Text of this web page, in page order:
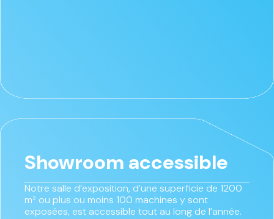
Showroom accessible
Notre salle d’exposition, d’une superficie de 1200
m² ou plus ou moins 100 machines y sont
exposées, est accessible tout au long de l’année.